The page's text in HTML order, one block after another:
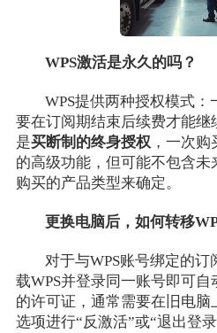
WPS激活是永久的吗？
WPS提供两种授权模式：
要在订阅期结束后续费才能继
是买断制的终身授权，一次购
的高级功能，但可能不包含
购买的产品类型来确定。
更换电脑后，如何转移
对于与WPS账号绑定的
载WPS并登录同一账号即可
的许可证，通常需要在旧电脑
选项进行“反激活”或“退出登